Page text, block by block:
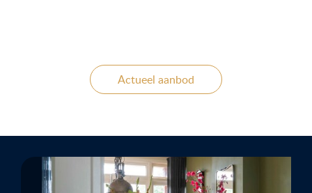
Actueel aanbod